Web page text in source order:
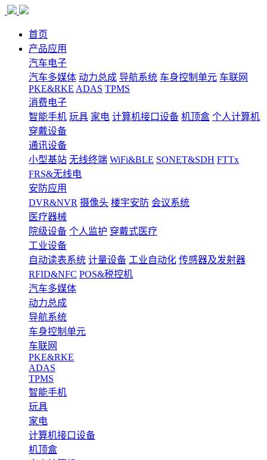
首页
产品应用
汽车电子
汽车多媒体 动力总成 导航系统 车身控制单元 车联网
PKE&RKE ADAS TPMS
消费电子
智能手机 玩具 家电 计算机接口设备 机顶盒 个人计算机
穿戴设备
通讯设备
小型基站 无线终端 WiFi&BLE SONET&SDH FTTx
FRS&无线电
安防应用
DVR&NVR 摄像头 楼宇安防 会议系统
医疗器械
院级设备 个人监护 穿戴式医疗
工业设备
自动读表系统 计量设备 工业自动化 传感器及发射器
RFID&NFC POS&税控机
汽车多媒体
动力总成
导航系统
车身控制单元
车联网
PKE&RKE
ADAS
TPMS
智能手机
玩具
家电
计算机接口设备
机顶盒